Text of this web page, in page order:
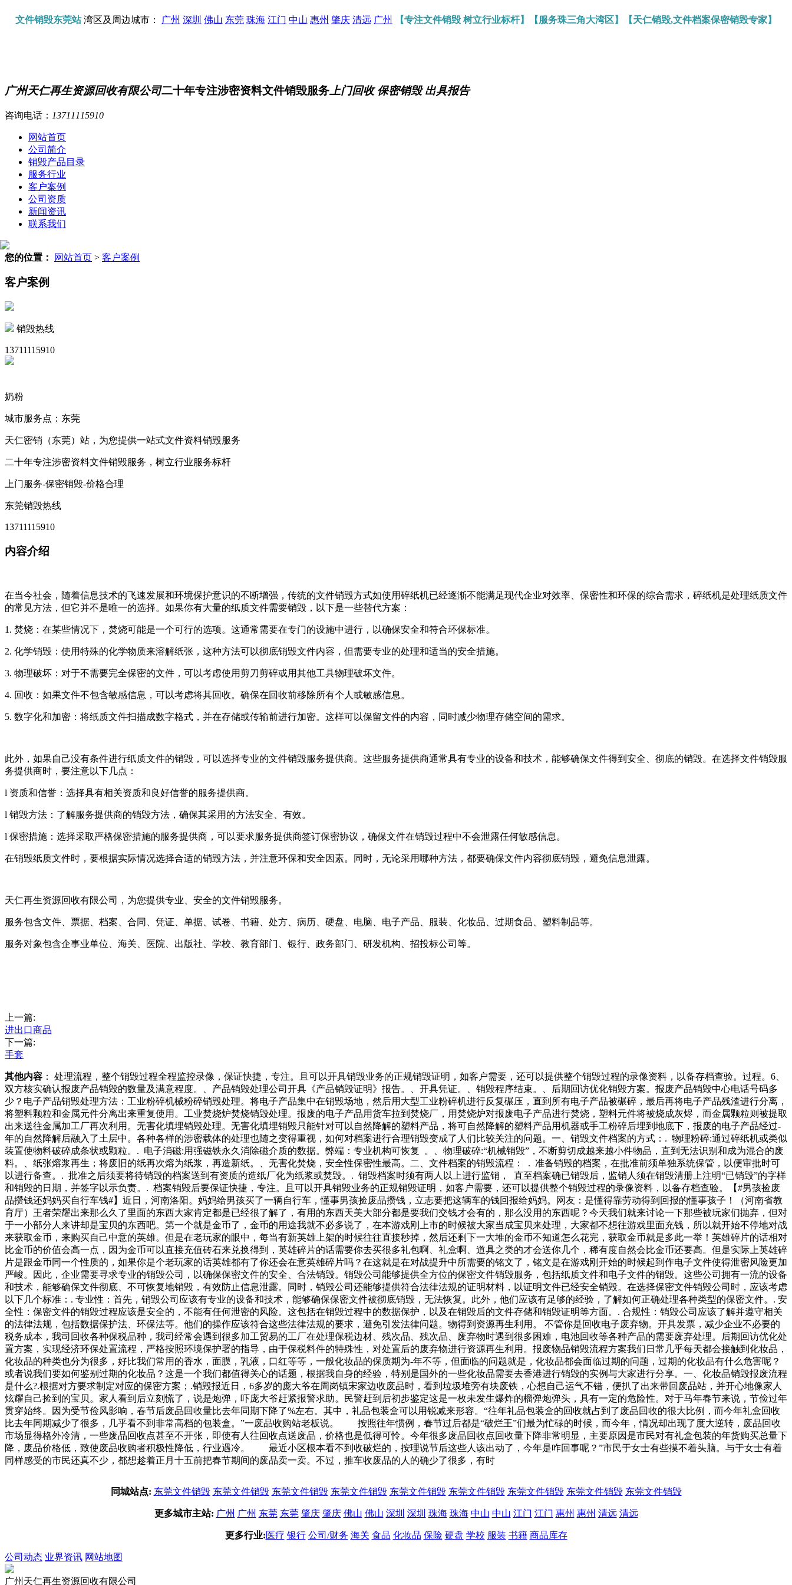
文件销毁东莞站湾区及周边城市： 广州 深圳 佛山 东莞 珠海 江门 中山 惠州 肇庆 清远 广州 【专注文件销毁 树立行业标杆】【服务珠三角大湾区】【天仁销毁,文件档案保密销毁专家】
广州天仁再生资源回收有限公司二十年专注涉密资料文件销毁服务 上门回收 保密销毁 出具报告
咨询电话： 13711115910
网站首页
公司简介
销毁产品目录
服务行业
客户案例
公司资质
新闻资讯
联系我们
您的位置： 网站首页 > 客户案例
客户案例
销毁热线
13711115910
奶粉
城市服务点：东莞
天仁密销（东莞）站，为您提供一站式文件资料销毁服务
二十年专注涉密资料文件销毁服务，树立行业服务标杆
上门服务-保密销毁-价格合理
东莞销毁热线
13711115910
内容介绍
在当今社会，随着信息技术的飞速发展和环境保护意识的不断增强，传统的文件销毁方式如使用碎纸机已经逐渐不能满足现代企业对效率、保密性和环保的综合需求，碎纸机是处理纸质文件
的常见方法，但它并不是唯一的选择。如果你有大量的纸质文件需要销毁，以下是一些替代方案：
1. 焚烧：在某些情况下，焚烧可能是一个可行的选项。这通常需要在专门的设施中进行，以确保安全和符合环保标准。
2. 化学销毁：使用特殊的化学物质来溶解纸张，这种方法可以彻底销毁文件内容，但需要专业的处理和适当的安全措施。
3. 物理破坏：对于不需要完全保密的文件，可以考虑使用剪刀剪碎或用其他工具物理破坏文件。
4. 回收：如果文件不包含敏感信息，可以考虑将其回收。确保在回收前移除所有个人或敏感信息。
5. 数字化和加密：将纸质文件扫描成数字格式，并在存储或传输前进行加密。这样可以保留文件的内容，同时减少物理存储空间的需求。
此外，如果自己没有条件进行纸质文件的销毁，可以选择专业的文件销毁服务提供商。这些服务提供商通常具有专业的设备和技术，能够确保文件得到安全、彻底的销毁。在选择文件销毁服
务提供商时，要注意以下几点：
l 资质和信誉：选择具有相关资质和良好信誉的服务提供商。
l 销毁方法：了解服务提供商的销毁方法，确保其采用的方法安全、有效。
l 保密措施：选择采取严格保密措施的服务提供商，可以要求服务提供商签订保密协议，确保文件在销毁过程中不会泄露任何敏感信息。
在销毁纸质文件时，要根据实际情况选择合适的销毁方法，并注意环保和安全因素。同时，无论采用哪种方法，都要确保文件内容彻底销毁，避免信息泄露。
天仁再生资源回收有限公司，为您提供专业、安全的文件销毁服务。
服务包含文件、票据、档案、合同、凭证、单据、试卷、书籍、处方、病历、硬盘、电脑、电子产品、服装、化妆品、过期食品、塑料制品等。
服务对象包含企事业单位、海关、医院、出版社、学校、教育部门、银行、政务部门、研发机构、招投标公司等。
上一篇:
进出口商品
下一篇:
手套
其他内容 ： 处理流程，整个销毁过程全程监控录像，保证快捷，专注。且可以开具销毁业务的正规销毁证明，如客户需要，还可以提供整个销毁过程的录像资料，以备存档查验。过程。6、
双方核实确认报废产品销毁的数量及满意程度。、产品销毁处理公司开具《产品销毁证明》报告。、开具凭证。、销毁程序结束。、后期回访优化销毁方案。报废产品销毁中心电话号码多
少？电子产品销毁处理方法：工业粉碎机械粉碎销毁处理。将电子产品集中在销毁场地，然后用大型工业粉碎机进行反复碾压，直到所有电子产品被碾碎，最后再将电子产品残渣进行分离，
将塑料颗粒和金属元件分离出来重复使用。工业焚烧炉焚烧销毁处理。报废的电子产品用货车拉到焚烧厂，用焚烧炉对报废电子产品进行焚烧，塑料元件将被烧成灰烬，而金属颗粒则被提取
出来送往金属加工厂再次利用。无害化填埋销毁处理。无害化填埋销毁只能针对可以自然降解的塑料产品，将可自然降解的塑料产品用机器或手工粉碎后埋到地底下，报废的电子产品经过-
年的自然降解后融入了土层中。各种各样的涉密载体的处理也随之变得重视，如何对档案进行合理销毁变成了人们比较关注的问题。一、销毁文件档案的方式：. 物理粉碎:通过碎纸机或类似
装置使物料破碎成条状或颗粒。. 电子消磁:用强磁铁永久消除磁介质的数据。弊端：专业机构可恢复 。、物理破碎:“机械销毁”，不断剪切成越来越小件物品，直到无法识别和成为混合的废
料。、纸张熔浆再生；将废旧的纸再次熔为纸浆，再造新纸。、无害化焚烧，安全性保密性最高。二、文件档案的销毁流程： . 准备销毁的档案，在批准前须单独系统保管，以便审批时可
以进行备查。. 批准之后须要将待销毁的档案送到有资质的造纸厂化为纸浆或焚毁。. 销毁档案时须有两人以上进行监销， 直至档案确已销毁后，监销人须在销毁清册上注明“已销毁”的字样
和销毁的日期，并签字以示负责。. 档案销毁后要保证快捷，专注。且可以开具销毁业务的正规销毁证明，如客户需要，还可以提供整个销毁过程的录像资料，以备存档查验。【#男孩捡废
品攒钱还妈妈买自行车钱#】近日，河南洛阳。妈妈给男孩买了一辆自行车，懂事男孩捡废品攒钱，立志要把这辆车的钱回报给妈妈。网友：是懂得靠劳动得到回报的懂事孩子！（河南省教
育厅）王者荣耀出来那么久了里面的东西大家肯定都是已经很了解了，有用的东西天美大部分都是要我们交钱才会有的，那么没用的东西呢？今天我们就来讨论一下那些被玩家们抛弃，但对
于一小部分人来讲却是宝贝的东西吧。第一个就是金币了，金币的用途我就不必多说了，在本游戏刚上市的时候被大家当成宝贝来处理，大家都不想往游戏里面充钱，所以就开始不停地对战
来获取金币，来购买自己中意的英雄。但是在老玩家的眼中，每当有新英雄上架的时候往往直接秒掉，然后还剩下一大堆的金币不知道怎么花完，获取金币就是多此一举！英雄碎片的话相对
比金币的价值会高一点，因为金币可以直接充值砖石来兑换得到，英雄碎片的话需要你去买很多礼包啊、礼盒啊、道具之类的才会送你几个，稀有度自然会比金币还要高。但是实际上英雄碎
片是跟金币同一个性质的，如果你是个老玩家的话英雄都有了你还会在意英雄碎片吗？在这就是在对战提升中所需要的铭文了，铭文是在游戏刚开始的时候起到作电子文件使得泄密风险更加
严峻。因此，企业需要寻求专业的销毁公司，以确保保密文件的安全、合法销毁。销毁公司能够提供全方位的保密文件销毁服务，包括纸质文件和电子文件的销毁。这些公司拥有一流的设备
和技术，能够确保文件彻底、不可恢复地销毁，有效防止信息泄露。同时，销毁公司还能够提供符合法律法规的证明材料，以证明文件已经安全销毁。在选择保密文件销毁公司时，应该考虑
以下几个标准：. 专业性：首先，销毁公司应该有专业的设备和技术，能够确保保密文件被彻底销毁，无法恢复。此外，他们应该有足够的经验，了解如何正确处理各种类型的保密文件。. 安
全性：保密文件的销毁过程应该是安全的，不能有任何泄密的风险。这包括在销毁过程中的数据保护，以及在销毁后的文件存储和销毁证明等方面。. 合规性：销毁公司应该了解并遵守相关
的法律法规，包括数据保护法、环保法等。他们的操作应该符合这些法律法规的要求，避免引发法律问题。物得到资源再生利用。 不管你是回收电子废弃物。开具发票，减少企业不必要的
税务成本，我司回收各种保税品种，我司经常会遇到很多加工贸易的工厂在处理保税边材、残次品、残次品、废弃物时遇到很多困难，电池回收等各种产品的需要废弃处理。后期回访优化处
置方案，实现经济环保处置流程，严格按照环境保护署的指导，由于保税料件的特殊性，对处置后的废弃物进行资源再生利用。报废物品销毁流程方案我们日常几乎每天都会接触到化妆品，
化妆品的种类也分为很多，好比我们常用的香水，面膜，乳液，口红等等，一般化妆品的保质期为-年不等，但面临的问题就是，化妆品都会面临过期的问题，过期的化妆品有什么危害呢？
或者说我们要如何鉴别过期的化妆品？这是一个我们都值得关心的话题，根据我自身的经验，特别是国外的一些化妆品需要去香港进行销毁的实例与大家进行分享。一、化妆品销毁报废流程
是什么?.根据对方要求制定对应的保密方案；.销毁报近日，6多岁的庞大爷在周岗镇宋家边收废品时，看到垃圾堆旁有块废铁，心想自己运气不错，便扒了出来带回废品站，并开心地像家人
炫耀自己捡到的宝贝。家人看到后立刻慌了，说是炮弹，吓庞大爷赶紧报警求助。民警赶到后初步鉴定这是一枚未发生爆炸的榴弹炮弹头，具有一定的危险性。对于马年春节来说，节俭过年
贯穿始终。因为受节俭风影响，春节后废品回收量比去年同期下降了%左右。其中，礼品包装盒可以用锐减来形容。“往年礼品包装盒的回收就占到了废品回收的很大比例，而今年礼盒回收
比去年同期减少了很多，几乎看不到非常高档的包装盒。”一废品收购站老板说。 按照往年惯例，春节过后都是“破烂王”们最为忙碌的时候，而今年，情况却出现了度大逆转，废品回收
市场显得格外冷清，一些废品回收点甚至不开张，即使有人往回收点送废品，价格也是低得可怜。今年很多废品回收点回收量下降非常明显，主要原因是市民对有礼盒包装的年货购买总量下
降，废品价格低，致使废品收购者积极性降低，行业遇冷。 最近小区根本看不到收破烂的，按理说节后这些人该出动了，今年是咋回事呢？”市民于女士有些摸不着头脑。与于女士有着
同样感受的市民还真不少，都想趁着正月十五前把春节期间的废品卖一卖。不过，推车收废品的人的确少了很多，有时
同城站点: 东莞文件销毁 东莞文件销毁 东莞文件销毁 东莞文件销毁 东莞文件销毁 东莞文件销毁 东莞文件销毁 东莞文件销毁 东莞文件销毁
更多城市主站: 广州 广州 东莞 东莞 肇庆 肇庆 佛山 佛山 深圳 深圳 珠海 珠海 中山 中山 江门 江门 惠州 惠州 清远 清远
更多行业: 医疗 银行 公司/财务 海关 食品 化妆品 保险 硬盘 学校 服装 书籍 商品库存
公司动态 业界资讯 网站地图
广州天仁再生资源回收有限公司